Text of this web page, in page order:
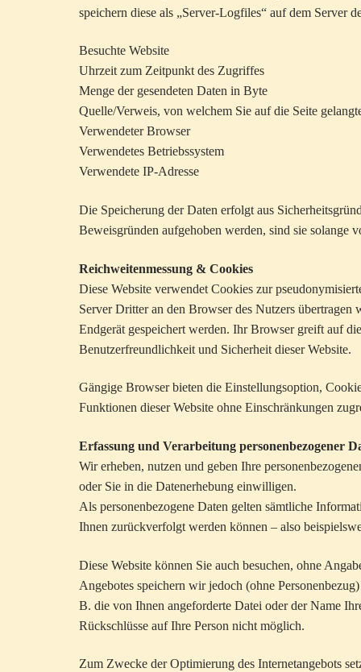
speichern diese als „Server-Logfiles“ auf dem Server
Besuchte Website
Uhrzeit zum Zeitpunkt des Zugriffes
Menge der gesendeten Daten in Byte
Quelle/Verweis, von welchem Sie auf die Seite
Verwendeter Browser
Verwendetes Betriebssystem
Verwendete IP-Adresse
Die Speicherung der Daten erfolgt aus
Beweisgründen aufgehoben werden, sind sie solange
Reichweitenmessung & Cookies
Diese Website verwendet Cookies zur
Server Dritter an den Browser des Nutzers
Endgerät gespeichert werden. Ihr Browser greift auf
Benutzerfreundlichkeit und Sicherheit dieser Website.
Gängige Browser bieten die Einstellungsoption,
Funktionen dieser Website ohne Einschränkungen
Erfassung und Verarbeitung personenbezogener
Wir erheben, nutzen und geben Ihre
oder Sie in die Datenerhebung einwilligen.
Als personenbezogene Daten gelten sämtliche
Ihnen zurückverfolgt werden können – also
Diese Website können Sie auch besuchen, ohne
Angebotes speichern wir jedoch (ohne
B. die von Ihnen angeforderte Datei oder der Name
Rückschlüsse auf Ihre Person nicht möglich.
Zum Zwecke der Optimierung des Internetangebots